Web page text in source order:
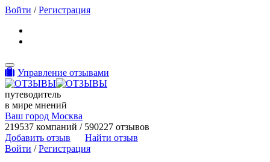
Войти /Регистрация
Toggle navigation
Управление отзывами
путеводитель
в мире мнений
Ваш город Москва
219537 компаний / 590227 отзывов
Добавить отзыв
Найти отзыв
Войти /Регистрация